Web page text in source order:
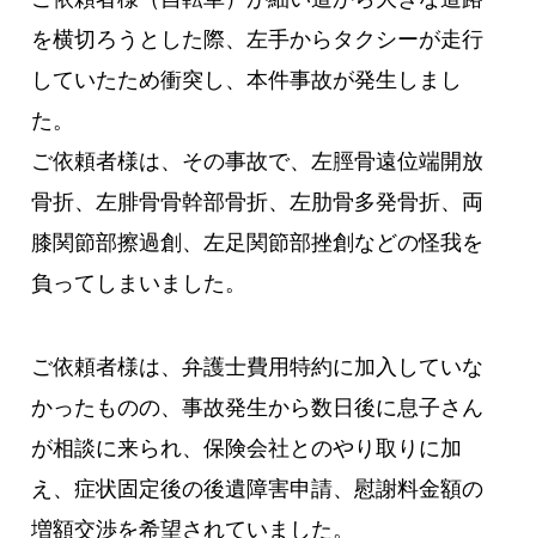
を横切ろうとした際、左手からタクシーが走行
していたため衝突し、本件事故が発生しまし
た。
ご依頼者様は、その事故で、左脛骨遠位端開放
骨折、左腓骨骨幹部骨折、左肋骨多発骨折、両
膝関節部擦過創、左足関節部挫創などの怪我を
負ってしまいました。
ご依頼者様は、弁護士費用特約に加入していな
かったものの、事故発生から数日後に息子さん
が相談に来られ、保険会社とのやり取りに加
え、症状固定後の後遺障害申請、慰謝料金額の
増額交渉を希望されていました。